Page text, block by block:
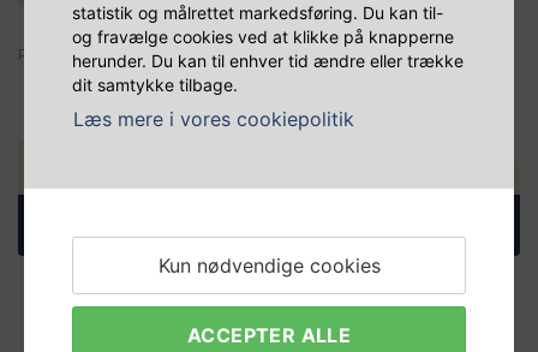
statistik og målrettet markedsføring. Du kan til-
og fravælge cookies ved at klikke på knapperne
herunder. Du kan til enhver tid ændre eller trække
dit samtykke tilbage.
Læs mere i vores cookiepolitik
Kun nødvendige cookies
ACCEPTER ALLE
Passer til Kulsyre- (30) og Nitrogenflaske (32)